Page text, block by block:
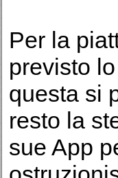
Per la
previsto
questa si
resto la
sue App